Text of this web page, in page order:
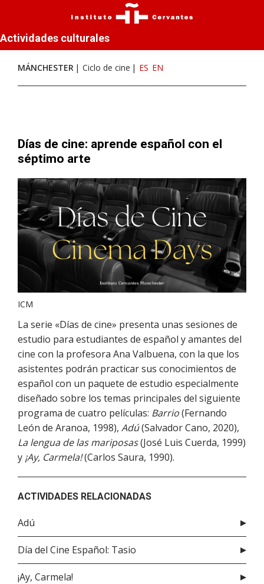
Actividades culturales
MÁNCHESTER Ciclo de cine ES EN
Días de cine: aprende español con el
séptimo arte
ICM
La serie «Días de cine» presenta unas sesiones de
estudio para estudiantes de español y amantes del
cine con la profesora Ana Valbuena, con la que los
asistentes podrán practicar sus conocimientos de
español con un paquete de estudio especialmente
diseñado sobre los temas principales del siguiente
programa de cuatro películas: Barrio(Fernando
León de Aranoa, 1998), Adú(Salvador Cano, 2020),
La lengua de las mariposas(José Luis Cuerda, 1999)
y ¡Ay, Carmela!(Carlos Saura, 1990).
ACTIVIDADES RELACIONADAS
Adú
Día del Cine Español: Tasio
¡Ay, Carmela!